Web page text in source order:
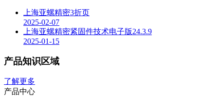
上海亚螺精密3折页
2025-02-07
上海亚螺精密紧固件技术电子版24.3.9
2025-01-15
产品知识区域
了解更多
产品中心